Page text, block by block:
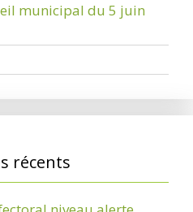
municipal du 5 juin
récents